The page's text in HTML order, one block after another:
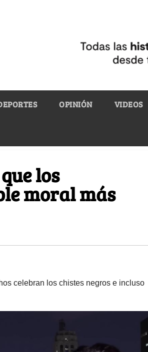
OPINIÓN VIDEOS
los
moral más
celebran los chistes negros e incluso